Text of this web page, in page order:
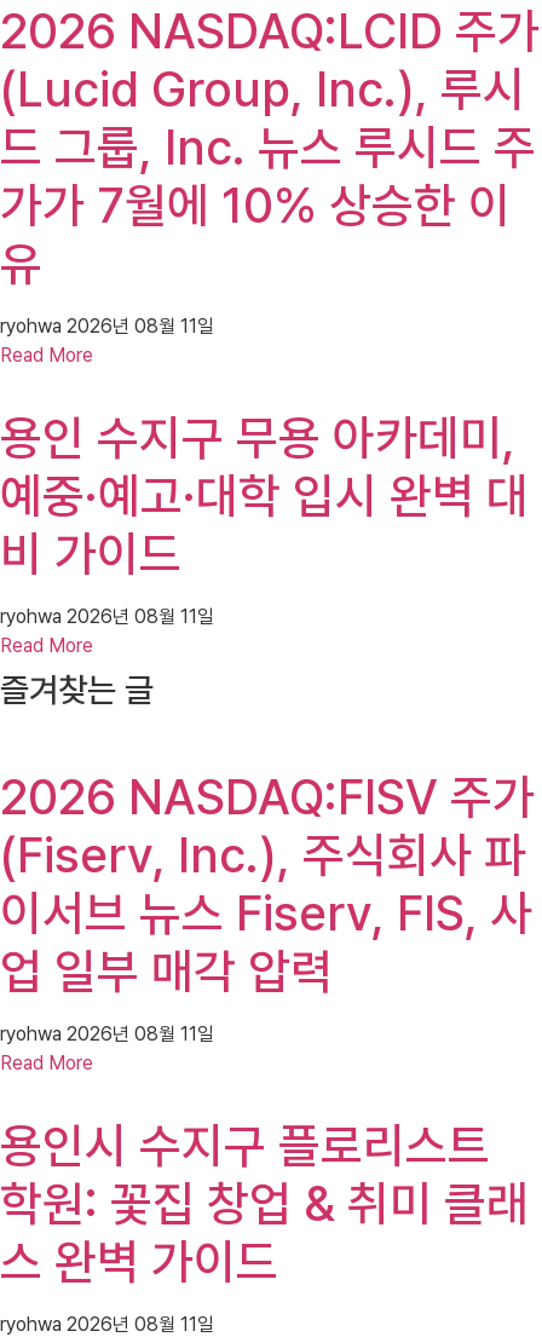
2026 NASDAQ:LCID 주가
(Lucid Group, Inc.), 루시
드 그룹, Inc. 뉴스 루시드 주
가가 7월에 10% 상승한 이
유
ryohwa 2026년 08월 11일
Read More
용인 수지구 무용 아카데미,
예중·예고·대학 입시 완벽 대
비 가이드
ryohwa 2026년 08월 11일
Read More
즐겨찾는 글
2026 NASDAQ:FISV 주가
(Fiserv, Inc.), 주식회사 파
이서브 뉴스 Fiserv, FIS, 사
업 일부 매각 압력
ryohwa 2026년 08월 11일
Read More
용인시 수지구 플로리스트
학원: 꽃집 창업 & 취미 클래
스 완벽 가이드
ryohwa 2026년 08월 11일